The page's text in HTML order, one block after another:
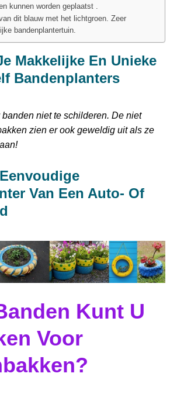
kunnen worden geplaatst .
dit blauw met het lichtgroen. Zeer
bandenplantertuin.
Makkelijke En Unieke
Bandenplanters
niet te schilderen. De niet
zien er ook geweldig uit als ze
Van Een Auto- Of
Kunt U
Voor